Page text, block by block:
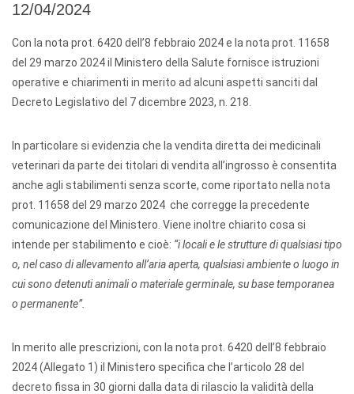
12/04/2024
Con la nota prot. 6420 dell’8 febbraio 2024 e la nota prot. 11658
del 29 marzo 2024 il Ministero della Salute fornisce istruzioni
operative e chiarimenti in merito ad alcuni aspetti sanciti dal
Decreto Legislativo del 7 dicembre 2023, n. 218.
In particolare si evidenzia che la vendita diretta dei medicinali
veterinari da parte dei titolari di vendita all’ingrosso è consentita
anche agli stabilimenti senza scorte, come riportato nella nota
prot. 11658 del 29 marzo 2024 che corregge la precedente
comunicazione del Ministero. Viene inoltre chiarito cosa si
intende per stabilimento e cioè: “i locali e le strutture di qualsiasi tipo
o, nel caso di allevamento all’aria aperta, qualsiasi ambiente o luogo in
cui sono detenuti animali o materiale germinale, su base temporanea
o permanente”.
In merito alle prescrizioni, con la nota prot. 6420 dell’8 febbraio
2024 (Allegato 1) il Ministero specifica che l’articolo 28 del
decreto fissa in 30 giorni dalla data di rilascio la validità della